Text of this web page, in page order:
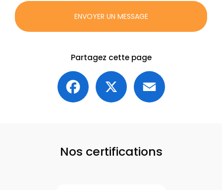
ENVOYER UN MESSAGE
Partagez cette page
Facebook
Nos certifications